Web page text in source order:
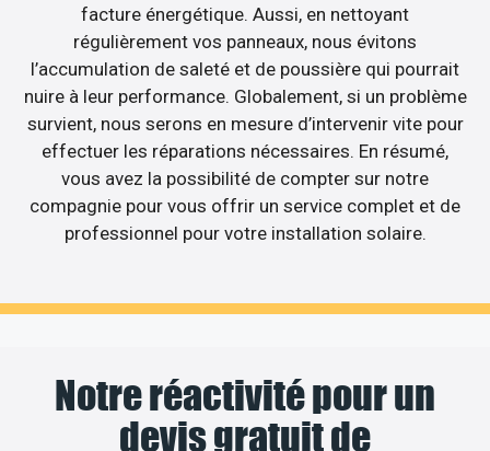
facture énergétique. Aussi, en nettoyant
régulièrement vos panneaux, nous évitons
l’accumulation de saleté et de poussière qui pourrait
nuire à leur performance. Globalement, si un problème
survient, nous serons en mesure d’intervenir vite pour
effectuer les réparations nécessaires. En résumé,
vous avez la possibilité de compter sur notre
compagnie pour vous offrir un service complet et de
professionnel pour votre installation solaire.
Notre réactivité pour un
devis gratuit de